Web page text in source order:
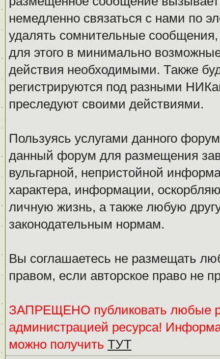
немедленно связаться с нами по
удалять сомнительные
для этого в минимально
действия необходимыми. Также
регистрируются под разными
преследуют своими действиями.
Пользуясь услугами данного
данный форум для размещения
вульгарной, непристойной
характера, информации,
личную жизнь, а также любую
законодательным нормам.
Вы соглашаетесь не размещать
правом, если авторское право не
ЗАПРЕЩЕНО публиковать любые
администрацией ресурса!
можно получить ТУТ